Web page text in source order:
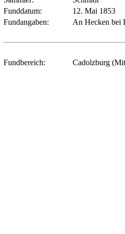
Funddatum:
12. Mai 1853
Fundangaben:
An Hecken bei
Fundbereich: Cadolzburg